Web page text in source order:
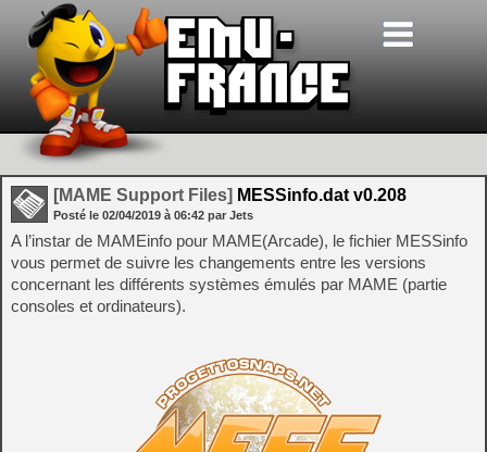
[MAME Support Files] MESSinfo.dat v0.208
Posté le 02/04/2019 à 06:42 par Jets
A l’instar de MAMEinfo pour MAME(Arcade), le fichier MESSinfo
vous permet de suivre les changements entre les versions
concernant les différents systèmes émulés par MAME (partie
consoles et ordinateurs).